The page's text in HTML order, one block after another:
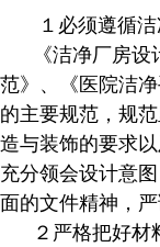
１必须遵循洁
《洁净厂房设
范》、《医院洁
的主要规范，规
造与装饰的要求
充分领会设计意
面的文件精神，
２严格把好材